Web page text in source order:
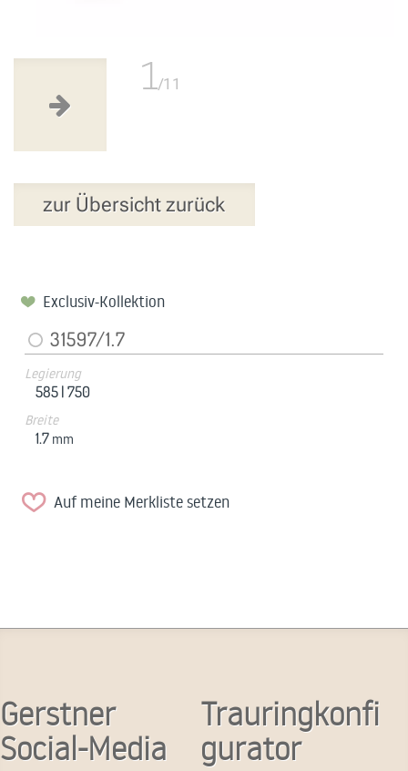
1/11
zur Übersicht zurück
Exclusiv-Kollektion
31597/1.7
Legierung
585 |750
Breite
1.7 mm
Auf meine Merkliste setzen
Gerstner
Social-Media
Trauringkonfi
gurator